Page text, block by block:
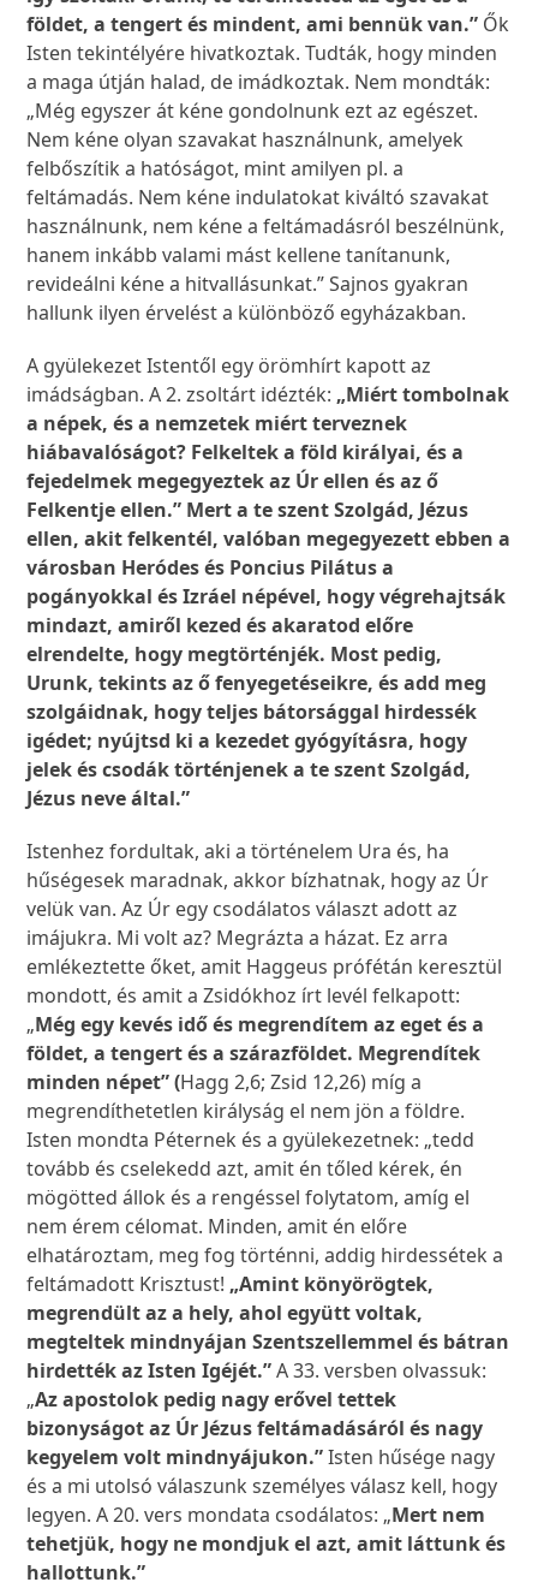
földet, a tengert és mindent, ami bennük van.” Ők
Isten tekintélyére hivatkoztak. Tudták, hogy minden
a maga útján halad, de imádkoztak. Nem mondták:
„Még egyszer át kéne gondolnunk ezt az egészet.
Nem kéne olyan szavakat használnunk, amelyek
felbőszítik a hatóságot, mint amilyen pl. a
feltámadás. Nem kéne indulatokat kiváltó szavakat
használnunk, nem kéne a feltámadásról beszélnünk,
hanem inkább valami mást kellene tanítanunk,
revideálni kéne a hitvallásunkat.” Sajnos gyakran
hallunk ilyen érvelést a különböző egyházakban.
A gyülekezet Istentől egy örömhírt kapott az
imádságban. A 2. zsoltárt idézték: „Miért tombolnak
a népek, és a nemzetek miért terveznek
hiábavalóságot? Felkeltek a föld királyai, és a
fejedelmek megegyeztek az Úr ellen és az ő
Felkentje ellen.” Mert a te szent Szolgád, Jézus
ellen, akit felkentél, valóban megegyezett ebben a
városban Heródes és Poncius Pilátus a
pogányokkal és Izráel népével, hogy végrehajtsák
mindazt, amiről kezed és akaratod előre
elrendelte, hogy megtörténjék. Most pedig,
Urunk, tekints az ő fenyegetéseikre, és add meg
szolgáidnak, hogy teljes bátorsággal hirdessék
igédet; nyújtsd ki a kezedet gyógyításra, hogy
jelek és csodák történjenek a te szent Szolgád,
Jézus neve által.”
Istenhez fordultak, aki a történelem Ura és, ha
hűségesek maradnak, akkor bízhatnak, hogy az Úr
velük van. Az Úr egy csodálatos választ adott az
imájukra. Mi volt az? Megrázta a házat. Ez arra
emlékeztette őket, amit Haggeus prófétán keresztül
mondott, és amit a Zsidókhoz írt levél felkapott:
„Még egy kevés idő és megrendítem az eget és a
földet, a tengert és a szárazföldet. Megrendítek
minden népet” (Hagg 2,6; Zsid 12,26) míg a
megrendíthetetlen királyság el nem jön a földre.
Isten mondta Péternek és a gyülekezetnek: „tedd
tovább és cselekedd azt, amit én tőled kérek, én
mögötted állok és a rengéssel folytatom, amíg el
nem érem célomat. Minden, amit én előre
elhatároztam, meg fog történni, addig hirdessétek a
feltámadott Krisztust! „Amint könyörögtek,
megrendült az a hely, ahol együtt voltak,
megteltek mindnyájan Szentszellemmel és bátran
hirdették az Isten Igéjét.”A 33. versben olvassuk:
„Az apostolok pedig nagy erővel tettek
bizonyságot az Úr Jézus feltámadásáról és nagy
kegyelem volt mindnyájukon.”Isten hűsége nagy
és a mi utolsó válaszunk személyes válasz kell, hogy
legyen. A 20. vers mondata csodálatos: „Mert nem
tehetjük, hogy ne mondjuk el azt, amit láttunk és
hallottunk.”